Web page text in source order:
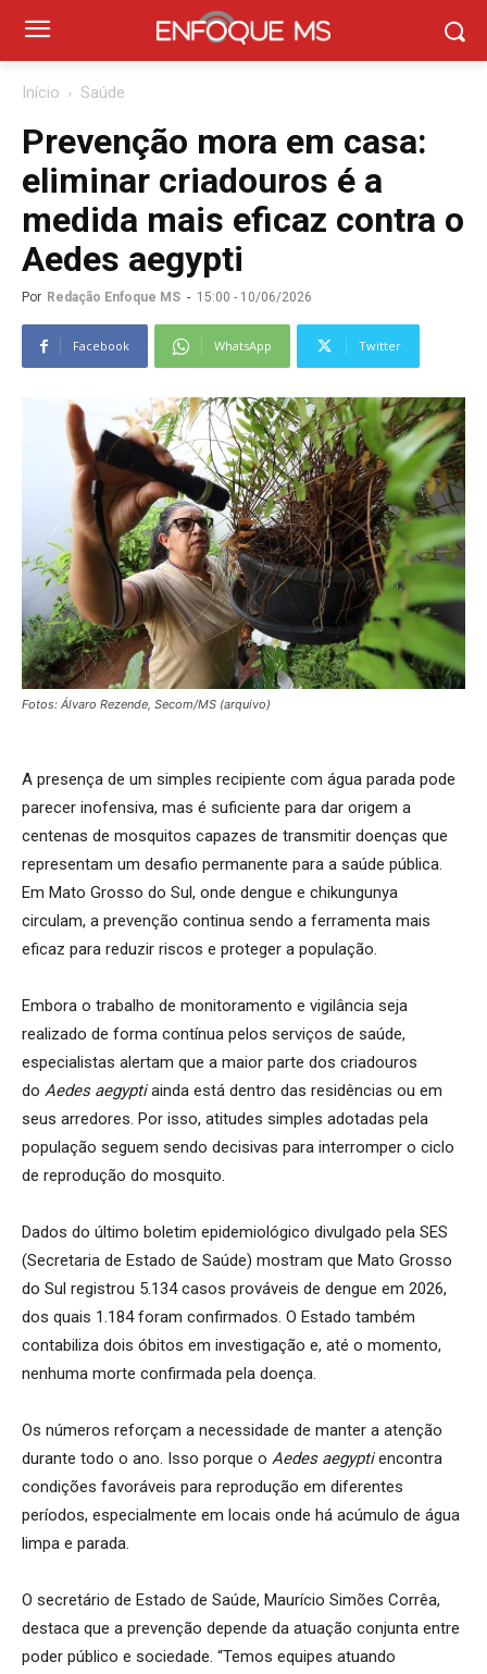
Início Saúde
Prevenção mora em casa:
eliminar criadouros é a
medida mais eficaz contra o
Aedes aegypti
Por Redação Enfoque MS - 15:00 - 10/06/2026
Facebook WhatsApp Twitter
Fotos: Álvaro Rezende, Secom/MS (arquivo)
A presença de um simples recipiente com água parada pode
parecer inofensiva, mas é suficiente para dar origem a
centenas de mosquitos capazes de transmitir doenças que
representam um desafio permanente para a saúde pública.
Em Mato Grosso do Sul, onde dengue e chikungunya
circulam, a prevenção continua sendo a ferramenta mais
eficaz para reduzir riscos e proteger a população.
Embora o trabalho de monitoramento e vigilância seja
realizado de forma contínua pelos serviços de saúde,
especialistas alertam que a maior parte dos criadouros
do Aedes aegyptiainda está dentro das residências ou em
seus arredores. Por isso, atitudes simples adotadas pela
população seguem sendo decisivas para interromper o ciclo
de reprodução do mosquito.
Dados do último boletim epidemiológico divulgado pela SES
(Secretaria de Estado de Saúde) mostram que Mato Grosso
do Sul registrou 5.134 casos prováveis de dengue em 2026,
dos quais 1.184 foram confirmados. O Estado também
contabiliza dois óbitos em investigação e, até o momento,
nenhuma morte confirmada pela doença.
Os números reforçam a necessidade de manter a atenção
durante todo o ano. Isso porque o Aedes aegyptiencontra
condições favoráveis para reprodução em diferentes
períodos, especialmente em locais onde há acúmulo de água
limpa e parada.
O secretário de Estado de Saúde, Maurício Simões Corrêa,
destaca que a prevenção depende da atuação conjunta entre
poder público e sociedade. “Temos equipes atuando